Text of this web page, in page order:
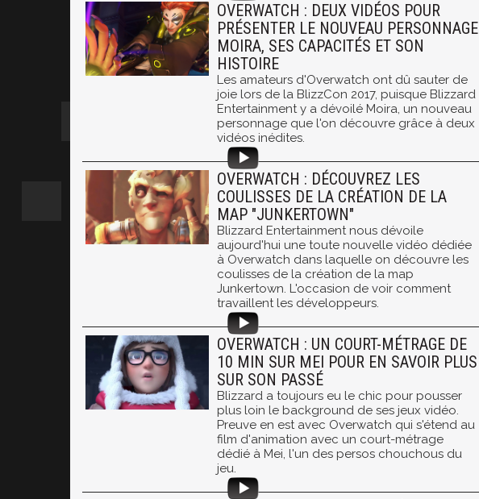
OVERWATCH : DEUX VIDÉOS POUR
PRÉSENTER LE NOUVEAU PERSONNAGE
MOIRA, SES CAPACITÉS ET SON
HISTOIRE
Les amateurs d'Overwatch ont dû sauter de
joie lors de la BlizzCon 2017, puisque Blizzard
Entertainment y a dévoilé Moira, un nouveau
personnage que l'on découvre grâce à deux
vidéos inédites.
OVERWATCH : DÉCOUVREZ LES
COULISSES DE LA CRÉATION DE LA
MAP "JUNKERTOWN"
Blizzard Entertainment nous dévoile
aujourd'hui une toute nouvelle vidéo dédiée
à Overwatch dans laquelle on découvre les
coulisses de la création de la map
Junkertown. L'occasion de voir comment
travaillent les développeurs.
OVERWATCH : UN COURT-MÉTRAGE DE
10 MIN SUR MEI POUR EN SAVOIR PLUS
SUR SON PASSÉ
Blizzard a toujours eu le chic pour pousser
plus loin le background de ses jeux vidéo.
Preuve en est avec Overwatch qui s'étend au
film d'animation avec un court-métrage
dédié à Mei, l'un des persos chouchous du
jeu.